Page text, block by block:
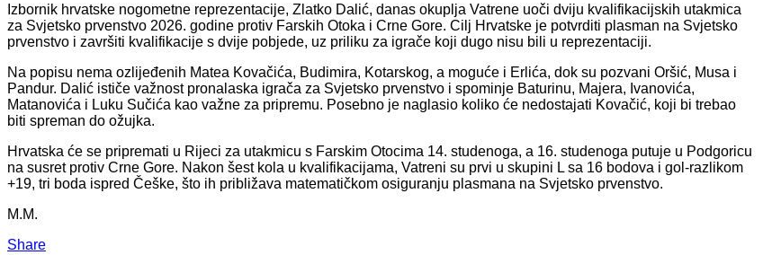
Izbornik hrvatske nogometne reprezentacije, Zlatko Dalić, danas okuplja Vatrene uoči dviju kvalifikacijskih utakmica
za Svjetsko prvenstvo 2026. godine protiv Farskih Otoka i Crne Gore. Cilj Hrvatske je potvrditi plasman na Svjetsko
prvenstvo i završiti kvalifikacije s dvije pobjede, uz priliku za igrače koji dugo nisu bili u reprezentaciji.
Na popisu nema ozlijeđenih Matea Kovačića, Budimira, Kotarskog, a moguće i Erlića, dok su pozvani Oršić, Musa i
Pandur. Dalić ističe važnost pronalaska igrača za Svjetsko prvenstvo i spominje Baturinu, Majera, Ivanovića,
Matanovića i Luku Sučića kao važne za pripremu. Posebno je naglasio koliko će nedostajati Kovačić, koji bi trebao
biti spreman do ožujka.
Hrvatska će se pripremati u Rijeci za utakmicu s Farskim Otocima 14. studenoga, a 16. studenoga putuje u Podgoricu
na susret protiv Crne Gore. Nakon šest kola u kvalifikacijama, Vatreni su prvi u skupini L sa 16 bodova i gol-razlikom
+19, tri boda ispred Češke, što ih približava matematičkom osiguranju plasmana na Svjetsko prvenstvo.
M.M.
Share